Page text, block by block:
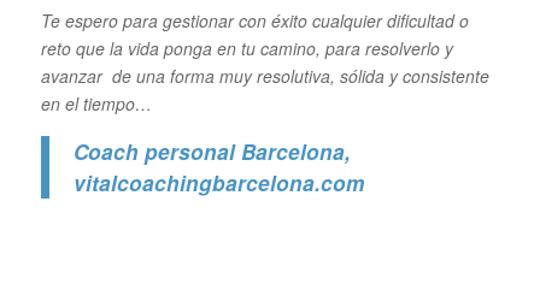
Te espero para gestionar con éxito cualquier dificultad o
reto que la vida ponga en tu camino, para resolverlo y
avanzar de una forma muy resolutiva, sólida y consistente
en el tiempo…
Coach personal Barcelona,
vitalcoachingbarcelona.com